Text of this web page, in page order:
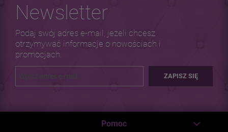
Newsletter
Podaj swój adres e-mail, jeżeli chcesz
otrzymywać informacje o nowościach i
promocjach.
ZAPISZ SIĘ
Pomoc